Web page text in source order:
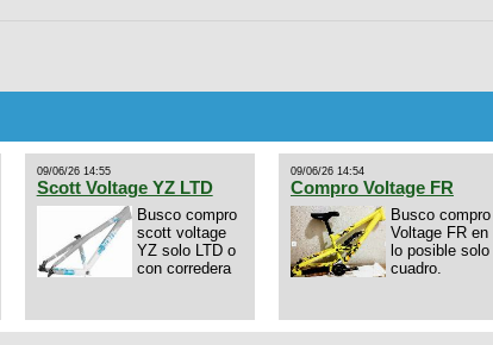
09/06/26 14:55
Scott Voltage YZ LTD
Busco compro
scott voltage
YZ solo LTD o
con corredera
09/06/26 14:54
Compro Voltage FR
Busco compro
Voltage FR en
lo posible solo
cuadro.